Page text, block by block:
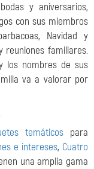
y aniversarios,
con sus miembros
Navidad y
reuniones familiares.
los nombres de sus
va a valorar por
.
temáticospara
e intereses, Cuatro
una amplia gama